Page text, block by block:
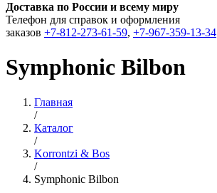
Доставка по России и всему миру
Телефон для справок и оформления
заказов +7-812-273-61-59, +7-967-359-13-34
Symphonic Bilbon
Главная
/
Каталог
/
Korrontzi & Bos
/
Symphonic Bilbon